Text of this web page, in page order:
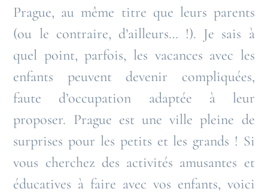
Prague, au même titre que leurs parents
(ou le contraire, d’ailleurs… !). Je sais à
quel point, parfois, les vacances avec les
enfants peuvent devenir compliquées,
faute d’occupation adaptée à leur
proposer. Prague est une ville pleine de
surprises pour les petits et les grands ! Si
vous cherchez des activités amusantes et
éducatives à faire avec vos enfants, voici